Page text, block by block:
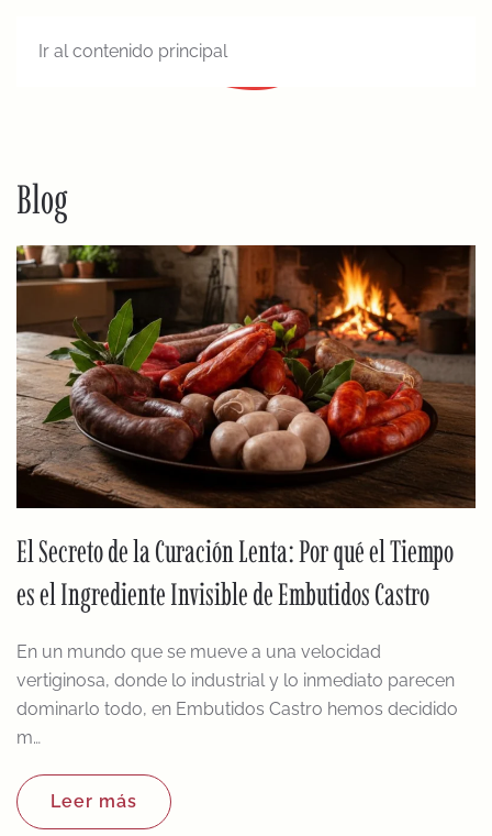
Ir al contenido principal
Blog
El Secreto de la Curación Lenta: Por qué el Tiempo
es el Ingrediente Invisible de Embutidos Castro
En un mundo que se mueve a una velocidad
vertiginosa, donde lo industrial y lo inmediato parecen
dominarlo todo, en Embutidos Castro hemos decidido
m…
Leer más